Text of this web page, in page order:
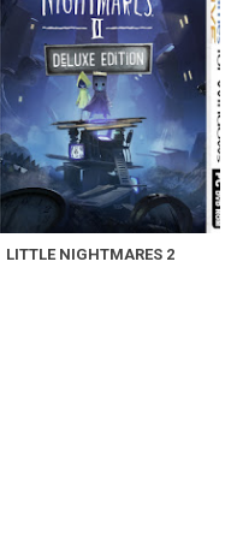
LITTLE NIGHTMARES 2